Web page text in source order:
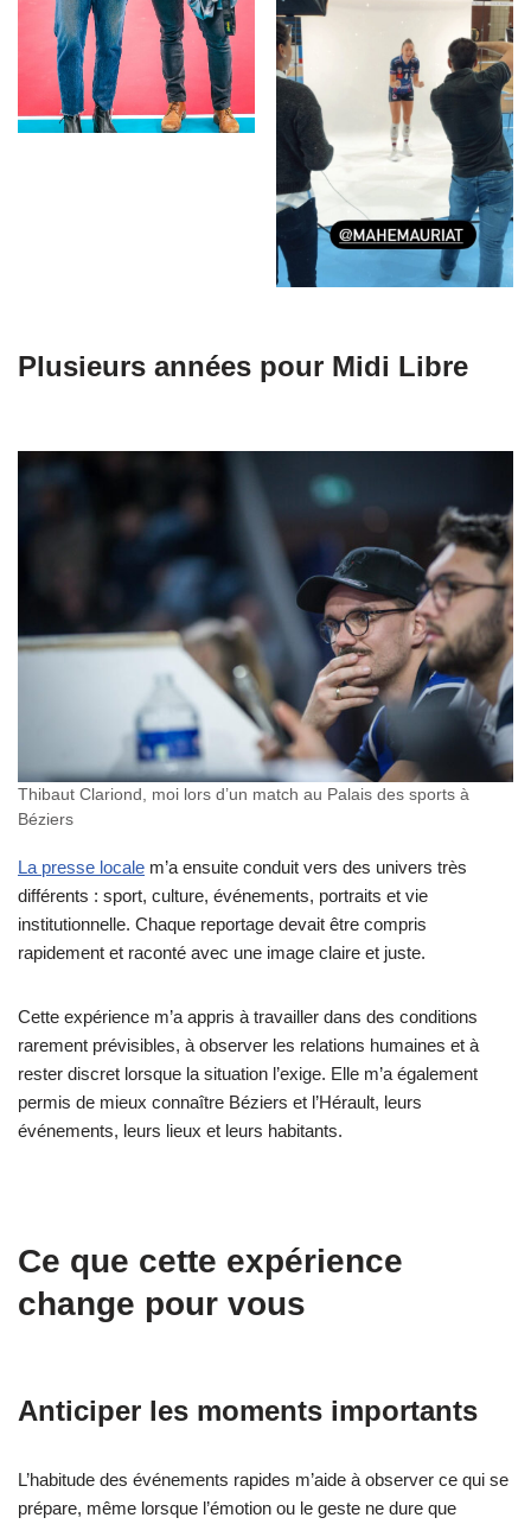
Plusieurs années pour Midi Libre
Thibaut Clariond, moi lors d’un match au Palais des sports à
Béziers
La presse locale m’a ensuite conduit vers des univers très
différents : sport, culture, événements, portraits et vie
institutionnelle. Chaque reportage devait être compris
rapidement et raconté avec une image claire et juste.
Cette expérience m’a appris à travailler dans des conditions
rarement prévisibles, à observer les relations humaines et à
rester discret lorsque la situation l’exige. Elle m’a également
permis de mieux connaître Béziers et l’Hérault, leurs
événements, leurs lieux et leurs habitants.
Ce que cette expérience
change pour vous
Anticiper les moments importants
L’habitude des événements rapides m’aide à observer ce qui se
prépare, même lorsque l’émotion ou le geste ne dure que